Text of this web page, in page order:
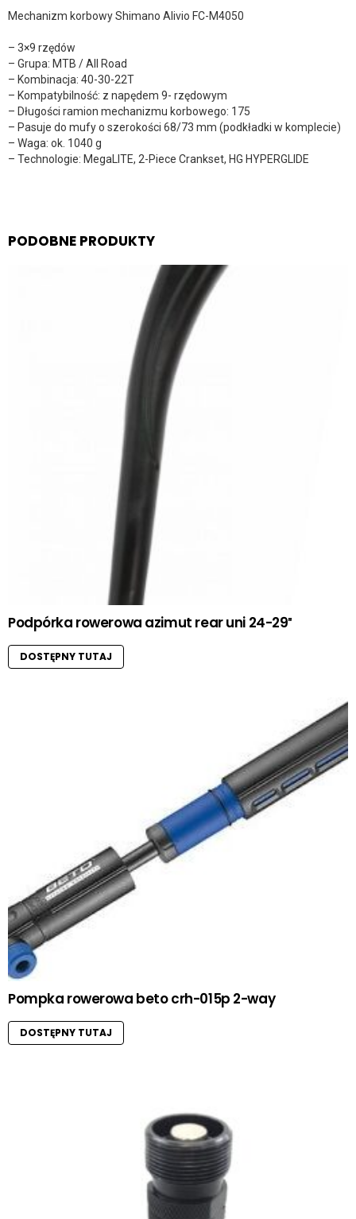
Mechanizm korbowy Shimano Alivio FC-M4050
– 3×9 rzędów
– Grupa: MTB / All Road
– Kombinacja: 40-30-22T
– Kompatybilność: z napędem 9- rzędowym
– Długości ramion mechanizmu korbowego: 175
– Pasuje do mufy o szerokości 68/73 mm (podkładki w komplecie)
– Waga: ok. 1040 g
– Technologie: MegaLITE, 2-Piece Crankset, HG HYPERGLIDE
PODOBNE PRODUKTY
Podpórka rowerowa azimut rear uni 24-29″
DOSTĘPNY TUTAJ
Pompka rowerowa beto crh-015p 2-way
DOSTĘPNY TUTAJ